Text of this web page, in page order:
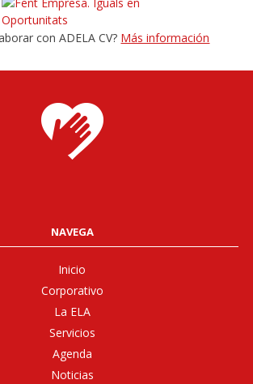
con ADELA CV? Más información
NAVEGA
Inicio
Corporativo
La ELA
Servicios
Agenda
Noticias